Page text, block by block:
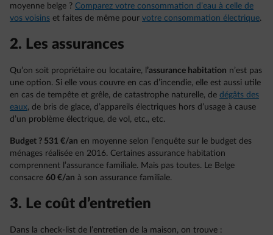
moyenne belge ? Comparez votre consommation d’eau à celle de
vos voisins et faites de même pour votre consommation électrique.
2. Les assurances
Qu’on soit propriétaire ou locataire, l ’assurance habitation n’est pas
une option. Si elle vous couvre en cas d’incendie, elle est aussi utile
en cas de tempête et grêle, de catastrophe naturelle, de dégâts des
eaux, de bris de glace, d’appareils électriques hors d’usage à cause
d’un problème électrique, de vol, etc., etc.
Budget ? 531 €/an en moyenne selon l’enquête sur le budget des
ménages réalisée en 2016. Certaines assurance habitation
comprennent l’assurance familiale. Mais pas toutes. Le Belge
consacre 60 €/an à son assurance familiale.
3. Le coût d’entretien
Dans la check-list de l’entretien de la maison, on trouve :